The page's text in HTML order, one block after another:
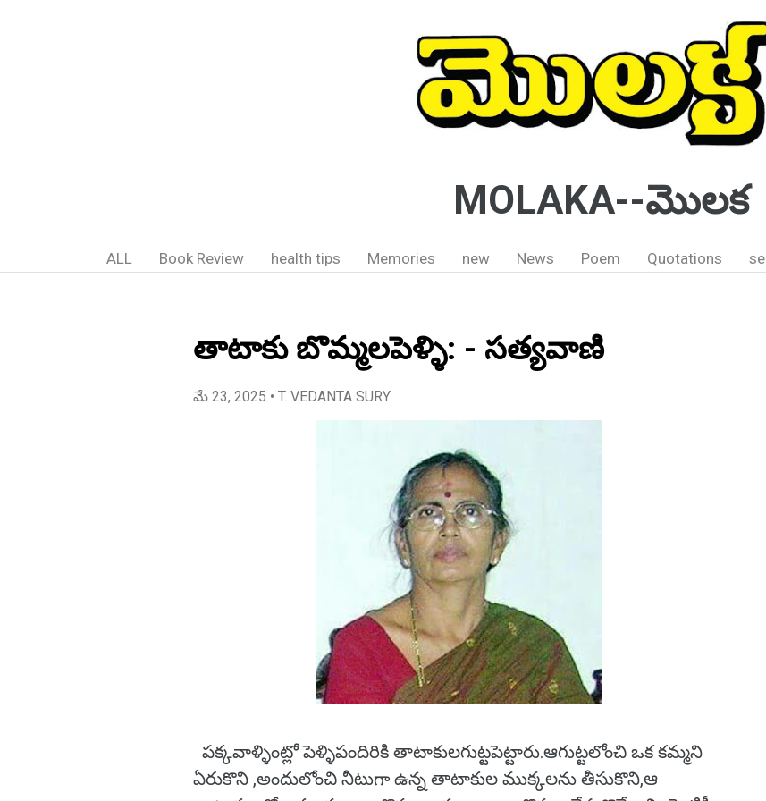
MOLAKA--మొలక
ALL Book Review health tips Memories new News Poem Quotations se
తాటాకు బొమ్మలపెళ్ళి: - సత్యవాణి
మే 23, 2025 • T. VEDANTA SURY
పక్కవాళ్ళింట్లో పెళ్ళిపందిరికి తాటాకులగుట్టపెట్టారు.ఆగుట్టలోంచి ఒక కమ్మని
ఏరుకొని ,అందులోంచి నీటుగా ఉన్న తాటాకుల ముక్కలను తీసుకొని,ఆ